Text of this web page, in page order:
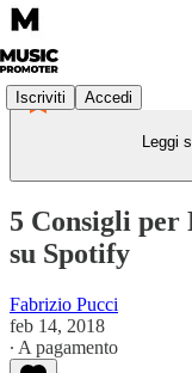
Iscriviti Accedi
Leggi
5 Consigli per
su Spotify
Fabrizio Pucci
feb 14, 2018
∙ A pagamento